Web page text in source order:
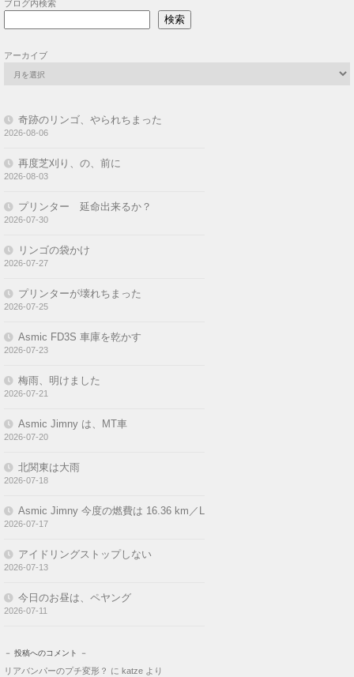
ブログ内検索
検索
アーカイブ
奇跡のリンゴ、やられちまった
2026-08-06
再度芝刈り、の、前に
2026-08-03
プリンター 延命出来るか？
2026-07-30
リンゴの袋かけ
2026-07-27
プリンターが壊れちまった
2026-07-25
Asmic FD3S 車庫を乾かす
2026-07-23
梅雨、明けました
2026-07-21
Asmic Jimny は、MT車
2026-07-20
北関東は大雨
2026-07-18
Asmic Jimny 今度の燃費は 16.36 km／L
2026-07-17
アイドリングストップしない
2026-07-13
今日のお昼は、ペヤング
2026-07-11
－ 投稿へのコメント －
リアバンパーのプチ変形？ に katze より